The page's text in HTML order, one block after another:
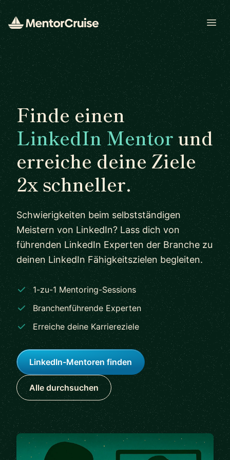
Finde einen
LinkedIn Mentorund
erreiche deine Ziele
2x schneller.
Schwierigkeiten beim selbstständigen
Meistern von LinkedIn? Lass dich von
führenden LinkedIn Experten der Branche zu
deinen LinkedIn Fähigkeitszielen begleiten.
1-zu-1 Mentoring-Sessions
Branchenführende Experten
Erreiche deine Karriereziele
LinkedIn-Mentoren finden
Alle durchsuchen